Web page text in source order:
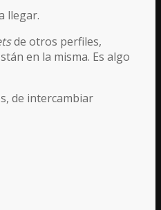
llegar.
de otros perfiles,
en la misma. Es algo
de intercambiar